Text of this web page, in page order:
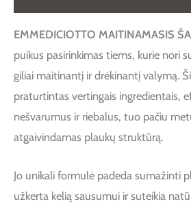
EMMEDICIOTTO MAITINAMASIS
puikus pasirinkimas tiems, kurie nori
giliai maitinantį ir drėkinantį valymą.
praturtintas vertingais ingredientais,
nešvarumus ir riebalus, tuo pačiu
atgaivindamas plaukų struktūrą.
Jo unikali formulė padeda sumažinti
užkerta kelią sausumui ir suteikia